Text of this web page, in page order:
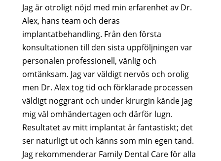
Jag är otroligt nöjd med min erfarenhet av Dr.
Alex, hans team och deras
implantatbehandling. Från den första
konsultationen till den sista uppföljningen var
personalen professionell, vänlig och
omtänksam. Jag var väldigt nervös och orolig
men Dr. Alex tog tid och förklarade processen
väldigt noggrant och under kirurgin kände jag
mig väl omhändertagen och därför lugn.
Resultatet av mitt implantat är fantastiskt; det
ser naturligt ut och känns som min egen tand.
Jag rekommenderar Family Dental Care för alla